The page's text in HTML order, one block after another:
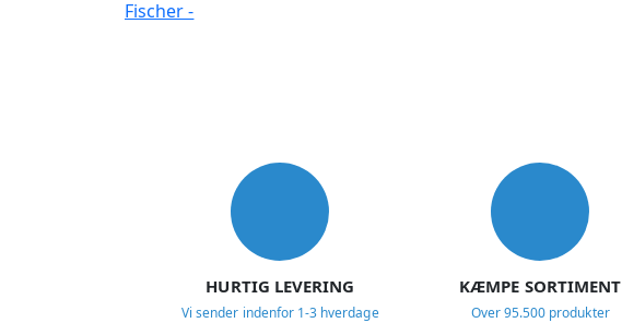
HURTIG LEVERING
Vi sender indenfor 1-3 hverdage
KÆMPE SORTIMENT
Over 95.500 produkter